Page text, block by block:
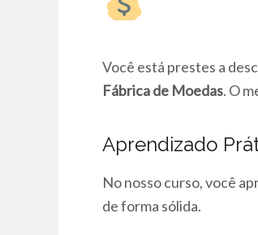
Você está prestes a
Fábrica de Moedas. O
Aprendizado
No nosso curso, você
de forma sólida.